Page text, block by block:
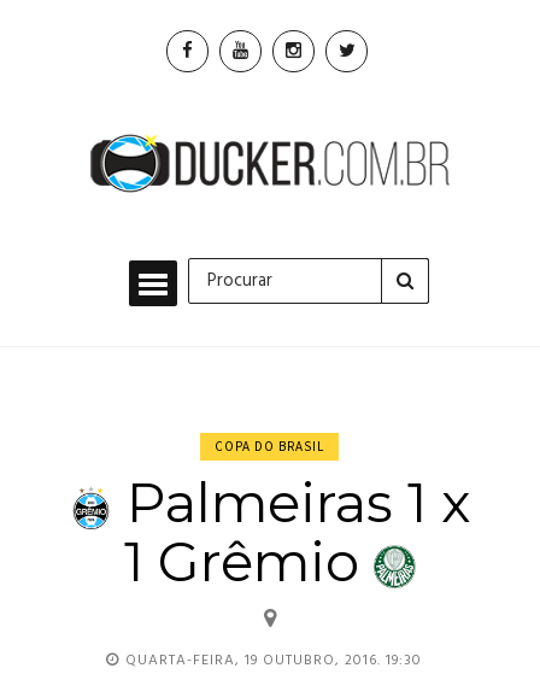
COPA DO BRASIL
Palmeiras 1 x
1 Grêmio
QUARTA-FEIRA, 19 OUTUBRO, 2016. 19:30